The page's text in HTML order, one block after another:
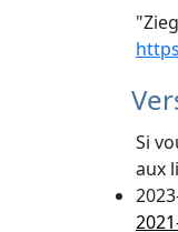
Si
aux